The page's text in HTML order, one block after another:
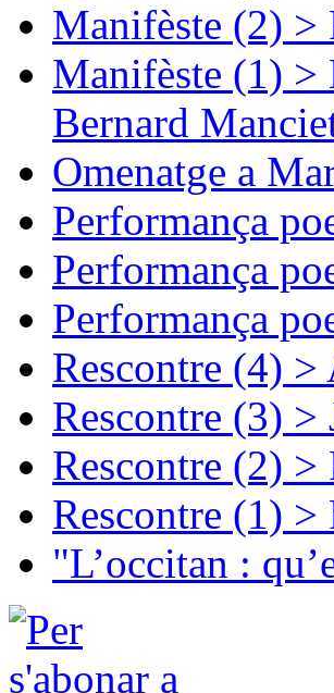
Manifèste (2) >
Manifèste (1) >
Bernard
Omenatge a
Performança
Performança
Performança
Rescontre (4) >
Rescontre (3) >
Rescontre (2)
Rescontre (1)
"L’occitan :